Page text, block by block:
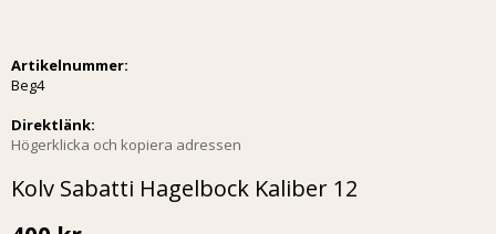
Artikelnummer:
Beg4
Direktlänk:
Högerklicka och kopiera adressen
Kolv Sabatti Hagelbock Kaliber 12